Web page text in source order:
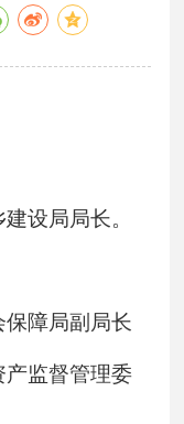
设局局长。
障局副局长
监督管理委